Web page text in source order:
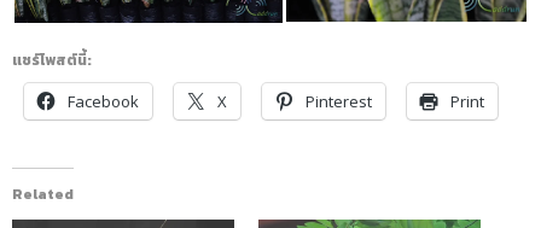
แชร์โพสต์นี้:
Facebook
X Pinterest Print
Related